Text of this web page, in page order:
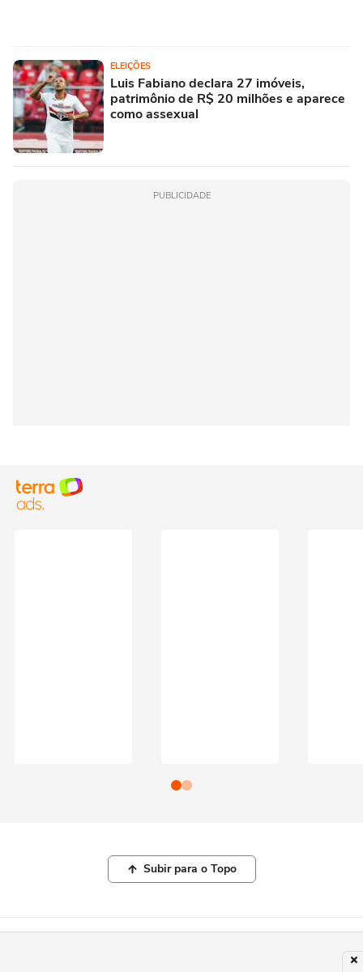
ELEIÇÕES
Luis Fabiano declara 27 imóveis,
patrimônio de R$ 20 milhões e aparece
como assexual
PUBLICIDADE
Subir para o Topo